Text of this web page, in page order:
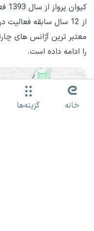
از 12 سال سابقه
معتبر ترین آژانس های
را ادامه داده است.
خانه گزینه‌ها